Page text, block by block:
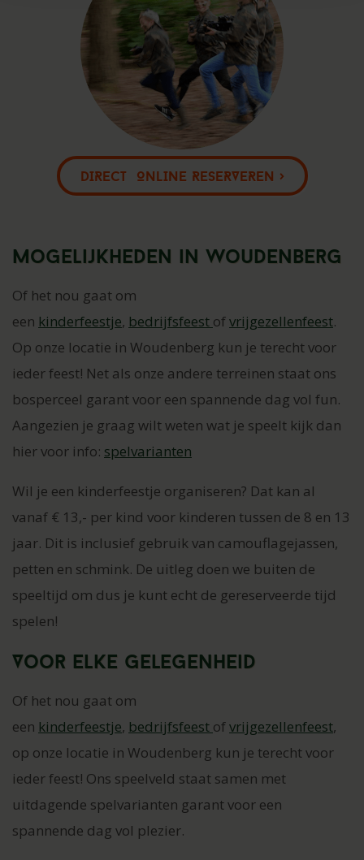
DIRECT ONLINE RESERVEREN >
Mogelijkheden in Woudenberg
Of het nou gaat om
een kinderfeestje, bedrijfsfeest ofvrijgezellenfeest.
Op onze locatie in Woudenberg kun je terecht voor
ieder feest! Net als onze andere terreinen staat ons
bosperceel garant voor een spannende dag vol fun.
Aangezien je graag wilt weten wat je speelt kijk dan
hier voor info: spelvarianten
Wil je een kinderfeestje organiseren? Dat kan al
vanaf € 13,- per kind voor kinderen tussen de 8 en 13
jaar. Dit is inclusief gebruik van camouflagejassen,
petten en schmink. De uitleg doen we buiten de
speeltijd om dus je kunt echt de gereserveerde tijd
spelen!
Voor elke gelegenheid
Of het nou gaat om
een kinderfeestje, bedrijfsfeest ofvrijgezellenfeest,
op onze locatie in Woudenberg kun je terecht voor
ieder feest! Ons speelveld staat samen met
uitdagende spelvarianten garant voor een
spannende dag vol plezier.